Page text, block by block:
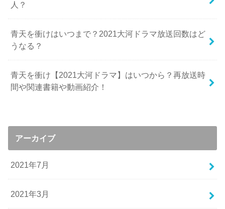
人？
青天を衝けはいつまで？2021大河ドラマ放送回数はど
うなる？
青天を衝け【2021大河ドラマ】はいつから？再放送時
間や関連書籍や動画紹介！
アーカイブ
2021年7月
2021年3月